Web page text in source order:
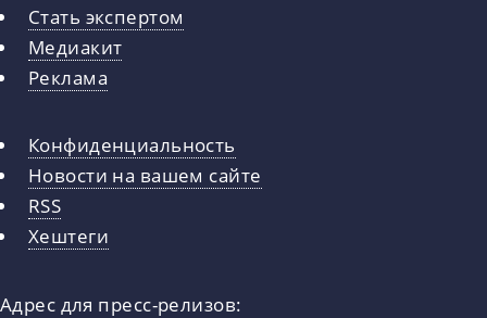
Стать экспертом
Медиакит
Реклама
Конфиденциальность
Новости на вашем сайте
RSS
Хештеги
Адрес для пресс-релизов: